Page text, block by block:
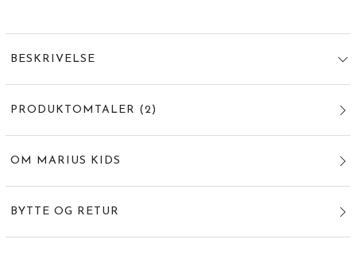
BESKRIVELSE
PRODUKTOMTALER (2)
OM MARIUS KIDS
BYTTE OG RETUR